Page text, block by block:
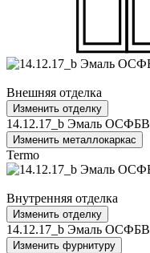
Внешняя отделка
Изменить отделку
14.12.17_b Эмаль ОСФБВ
Изменить металлокаркас
Termo
Внутренняя отделка
Изменить отделку
14.12.17_b Эмаль ОСФБВ
Изменить фурнитуру